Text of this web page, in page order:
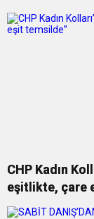
CHP Kadın
eşitlikte, çare